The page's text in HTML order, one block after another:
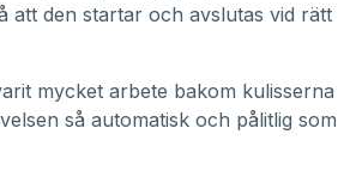
att den startar och avslutas vid rätt
mycket arbete bakom kulisserna
så automatisk och pålitlig som